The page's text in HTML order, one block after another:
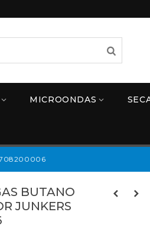
MICROONDAS
BUTANO
JUNKERS